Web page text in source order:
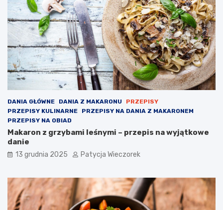
DANIA GŁÓWNE DANIA Z MAKARONU
PRZEPISY
PRZEPISY KULINARNE
PRZEPISY NA DANIA Z MAKARONEM
PRZEPISY NA OBIAD
Makaron z grzybami leśnymi – przepis na wyjątkowe
danie
13 grudnia 2025 Patycja Wieczorek